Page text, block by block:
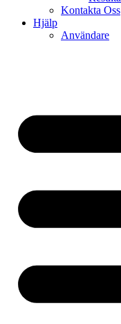
Kontakta Oss
Hjälp
Användare